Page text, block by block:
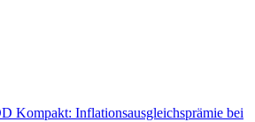
Kompakt: Inflationsausgleichsprämie bei